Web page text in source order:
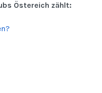
Östereich zählt: